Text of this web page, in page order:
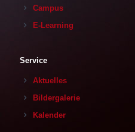
Campus
E-Learning
Service
Aktuelles
Bildergalerie
Kalender